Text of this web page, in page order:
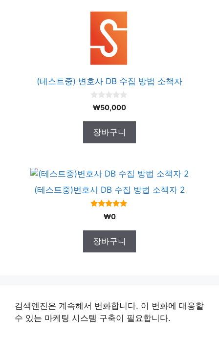
(테스트중) 변호사 DB 수집 방법 소책자
0
o
o
5
₩50,000
장바구니
(테스트중)변호사 DB 수집 방법 소책자 2
5.00
out of 5
₩0
장바구니
검색엔진은 계속해서 변화합니다. 이 변화에 대응할
수 있는 마케팅 시스템 구축이 필요합니다.